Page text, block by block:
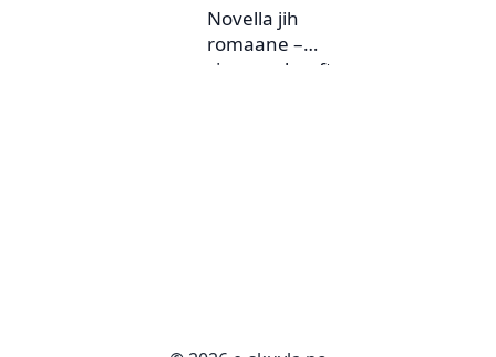
Novella jih
romaane –
sjangereheefte nr.